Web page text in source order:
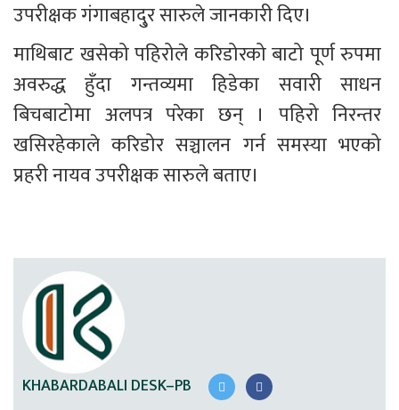
उपरीक्षक गंगाबहादु्र सारुले जानकारी दिए।
माथिबाट खसेको पहिरोले करिडोरको बाटो पूर्ण रुपमा
अवरुद्ध हुँदा गन्तव्यमा हिडेका सवारी साधन
बिचबाटोमा अलपत्र परेका छन् । पहिरो निरन्तर
खसिरहेकाले करिडोर सञ्चालन गर्न समस्या भएको
प्रहरी नायव उपरीक्षक सारुले बताए।
KHABARDABALI DESK–PB